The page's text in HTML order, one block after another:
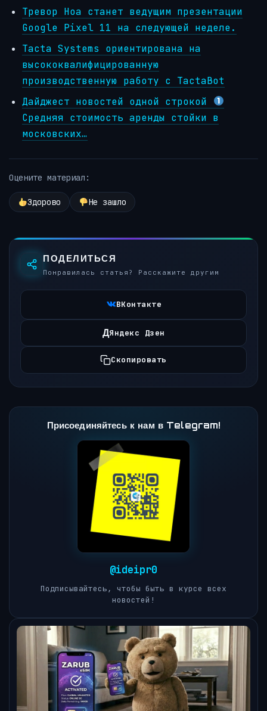
Тревор Ноа станет ведущим презентации
Google Pixel 11 на следующей неделе.
Tacta Systems ориентирована на
высококвалифицированную
производственную работу с TactaBot
Дайджест новостей одной строкой
Средняя стоимость аренды стойки в
московских…
Оцените материал:
Здорово Не зашло
ПОДЕЛИТЬСЯ
Понравилась статья? Расскажите другим
ВКонтакте
ДЯндекс Дзен
Скопировать
Присоединяйтесь к нам в Telegram!
@ideipr0
Подписывайтесь, чтобы быть в курсе всех
новостей!